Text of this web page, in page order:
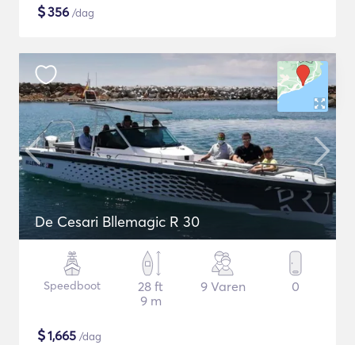
$356 /dag
De Cesari Bllemagic R 30
Speedboot
28 ft
9 m
9 Varen 0
$1,665 /dag